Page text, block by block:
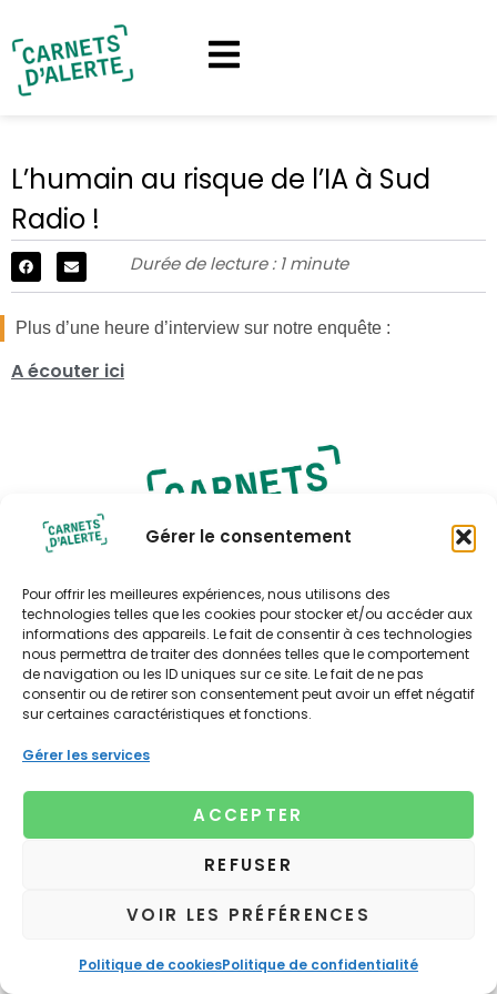
Gérer le consentement
Pour offrir les meilleures expériences, nous utilisons des
technologies telles que les cookies pour stocker et/ou accéder aux
informations des appareils. Le fait de consentir à ces technologies
nous permettra de traiter des données telles que le comportement
de navigation ou les ID uniques sur ce site. Le fait de ne pas
consentir ou de retirer son consentement peut avoir un effet négatif
sur certaines caractéristiques et fonctions.
Gérer les services
ACCEPTER
REFUSER
VOIR LES PRÉFÉRENCES
Politique de cookiesPolitique de confidentialité
L’humain au risque de l’IA à Sud
Radio !
Durée de lecture : 1 minute
Plus d’une heure d’interview sur notre enquête :
A écouter ici
Politique de confidentialité
Politique de cookies (UE)
Contact
Contact presse
Xavière Bourbonnaud
xaviere@lagencenouvelleculture.fr
© 2025 Carnets d'alerte. Toute reproduction, intégrale
ou partielle des éléments du site est interdite sauf
autorisation expresse et préalable de Carnets d'alerte.